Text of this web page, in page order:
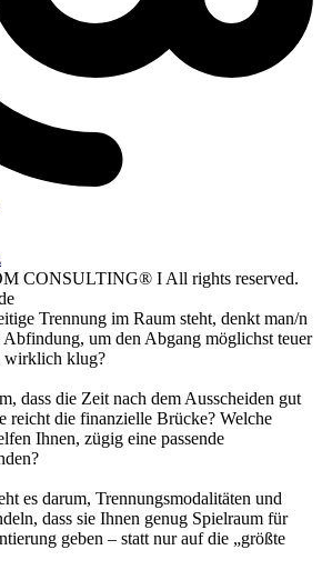
CONSULTING® I All rights reserved.
Trennung im Raum steht, denkt man/n
Abfindung, um den Abgang möglichst teuer
wirklich klug?
dass die Zeit nach dem Ausscheiden gut
reicht die finanzielle Brücke? Welche
Ihnen, zügig eine passende
es darum, Trennungsmodalitäten und
dass sie Ihnen genug Spielraum für
geben – statt nur auf die „größte